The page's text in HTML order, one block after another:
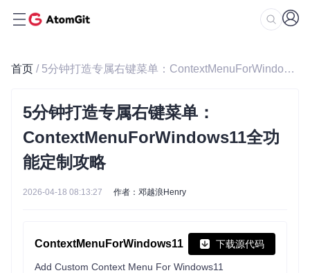
首页 / 5分钟打造专属右键菜单：ContextMenuForWindows11全功能定制攻略
5分钟打造专属右键菜单：
ContextMenuForWindows11全功
能定制攻略
2026-04-18 08:13:27 作者：邓越浪Henry
ContextMenuForWindows11 下载源代码
Add Custom Context Menu For Windows11